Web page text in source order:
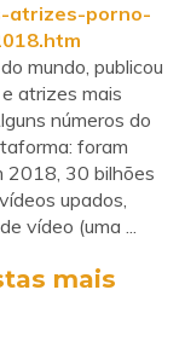
atrizes-porno-
mundo, publicou
atrizes mais
números do
foram
2018, 30 bilhões
upados,
vídeo (uma ...
mais